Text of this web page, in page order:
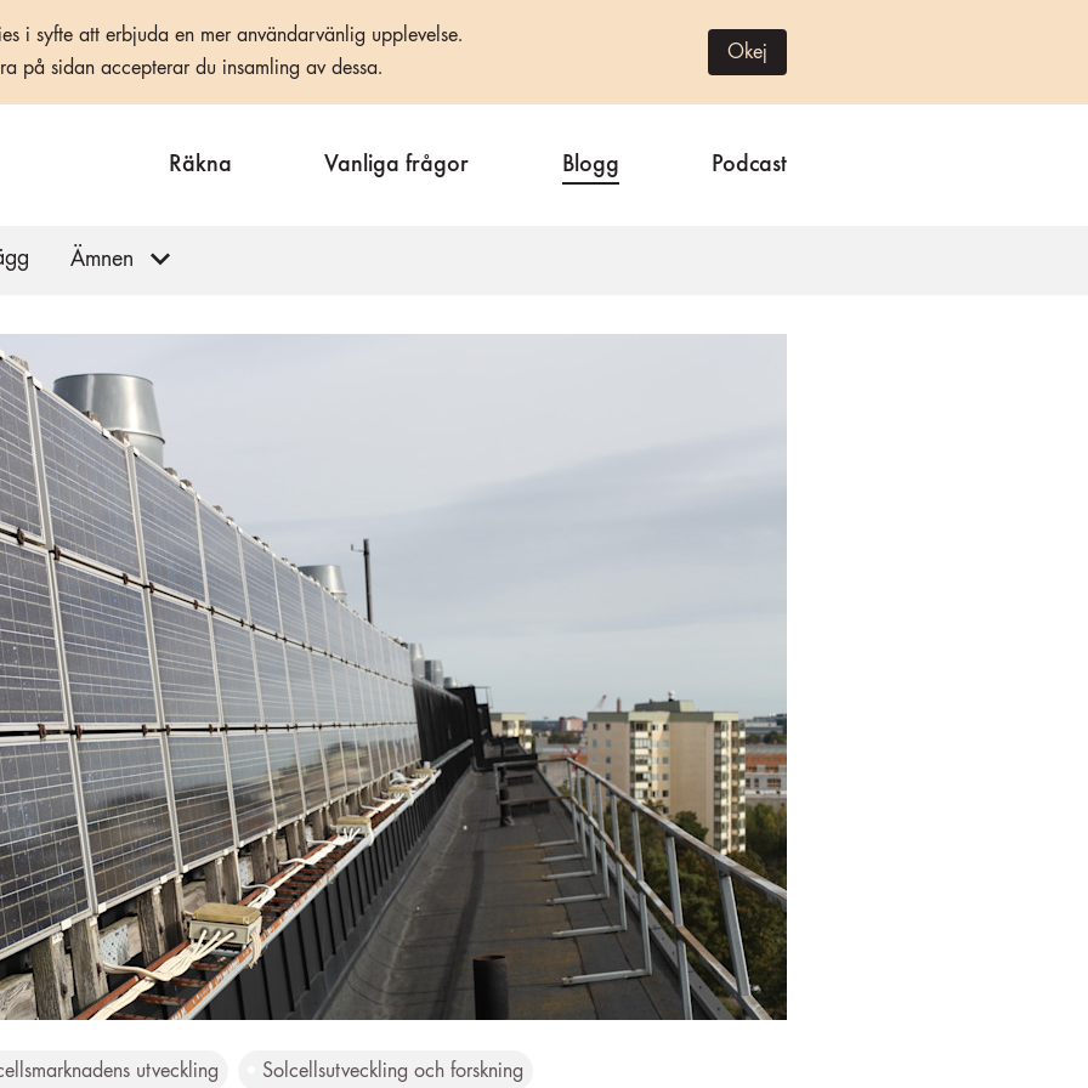
i syfte att erbjuda en mer användarvänlig upplevelse.
på sidan accepterar du insamling av dessa.
Okej
Räkna Vanliga frågor Blogg Podcast
Ämnen
utveckling Solcellsutveckling och forskning